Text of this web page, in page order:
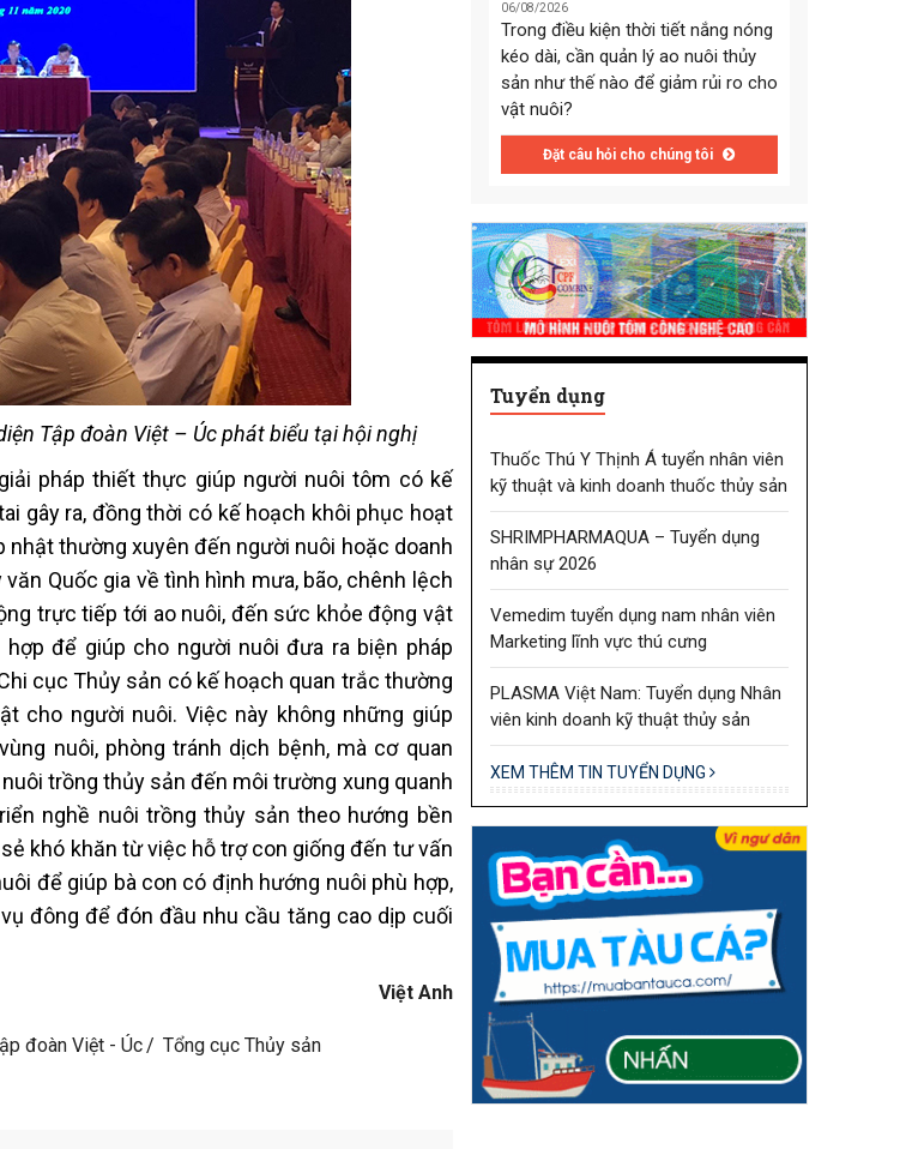
Tập đoàn Việt – Úc phát biểu tại hội nghị
pháp thiết thực giúp người nuôi tôm có kế
gây ra, đồng thời có kế hoạch khôi phục hoạt
thường xuyên đến người nuôi hoặc doanh
Quốc gia về tình hình mưa, bão, chênh lệch
trực tiếp tới ao nuôi, đến sức khỏe động vật
để giúp cho người nuôi đưa ra biện pháp
cục Thủy sản có kế hoạch quan trắc thường
cho người nuôi. Việc này không những giúp
nuôi, phòng tránh dịch bệnh, mà cơ quan
trồng thủy sản đến môi trường xung quanh
nghề nuôi trồng thủy sản theo hướng bền
khó khăn từ việc hỗ trợ con giống đến tư vấn
để giúp bà con có định hướng nuôi phù hợp,
đông để đón đầu nhu cầu tăng cao dịp cuối
Việt Anh
đoàn Việt - Úc Tổng cục Thủy sản
06/08/2026
Trong điều kiện thời tiết nắng nóng
kéo dài, cần quản lý ao nuôi thủy
sản như thế nào để giảm rủi ro cho
vật nuôi?
Đặt câu hỏi cho chúng tôi
Tuyển dụng
Thuốc Thú Y Thịnh Á tuyển nhân viên
kỹ thuật và kinh doanh thuốc thủy sản
SHRIMPHARMAQUA – Tuyển dụng
nhân sự 2026
Vemedim tuyển dụng nam nhân viên
Marketing lĩnh vực thú cưng
PLASMA Việt Nam: Tuyển dụng Nhân
viên kinh doanh kỹ thuật thủy sản
XEM THÊM TIN TUYỂN DỤNG